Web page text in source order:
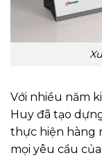
Với nhiều năm
Huy đã tạo
thực hiện hàng
mọi yêu cầu